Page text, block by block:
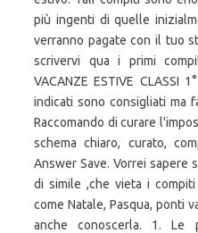
più ingenti di quelle
verranno pagate con il tuo
scrivervi qua i primi
VACANZE ESTIVE CLASSI
indicati sono consigliati ma
Raccomando di curare
schema chiaro, curato,
Answer Save. Vorrei sapere
di simile ,che vieta i
come Natale, Pasqua, ponti
anche conoscerla. 1. Le